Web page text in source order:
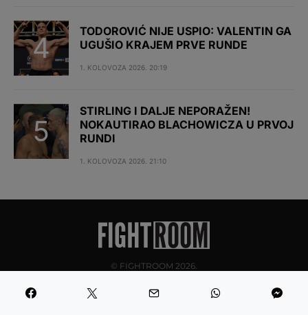
TODOROVIĆ NIJE USPIO: VALENTIN GA
UGUŠIO KRAJEM PRVE RUNDE
1. KOLOVOZA 2026. 20:19
STIRLING I DALJE NEPORAŽEN!
NOKAUTIRAO BLACHOWICZA U PRVOJ
RUNDI
1. KOLOVOZA 2026. 21:10
© FIGHTROOM 2026.
Pravila privatnosti
Politika kolačića